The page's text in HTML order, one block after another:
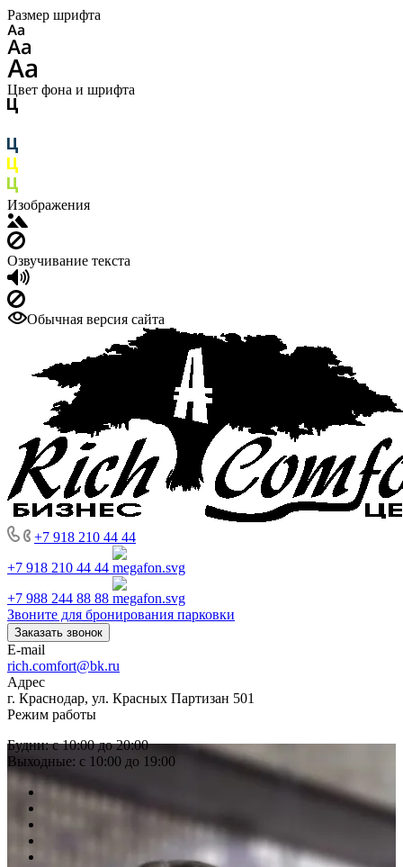
Размер шрифта
Цвет фона и шрифта
Изображения
Озвучивание текста
Обычная версия сайта
+7 918 210 44 44
+7 918 210 44 44
+7 988 244 88 88
Звоните для бронирования парковки
Заказать звонок
E-mail
rich.comfort@bk.ru
Адрес
г. Краснодар, ул. Красных Партизан 501
Режим работы
Будни: с 10:00 до 20:00
Выходные: с 10:00 до 19:00